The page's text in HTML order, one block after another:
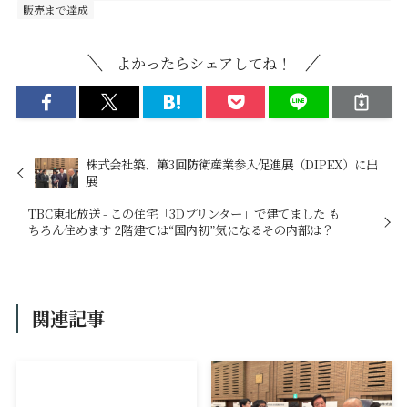
販売まで達成
よかったらシェアしてね！
株式会社築、第3回防衛産業参入促進展（DIPEX）に出
展
TBC東北放送 - この住宅「3Dプリンター」で建てました も
ちろん住めます 2階建ては“国内初”気になるその内部は？
関連記事